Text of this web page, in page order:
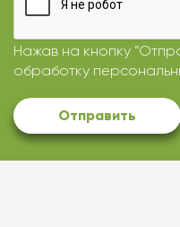
Нажав на кнопку
обработку
Отправить